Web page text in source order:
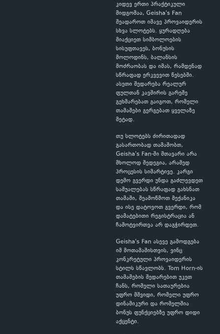
კიდევ ერთი პრაქტიკული
მიდგომაა, Geisha's Fan
შეადაროთ იმავე პროვაიდერის
სხვა სლოტებს. ყურადღება
მიაქციეთ სიმბოლოების
სისუფთავეს, ბონუსის
მოლოდინს, ბალანსის
მოძრაობას და იმას, რამდენად
სწრაფად ერკვევით წესებში.
ასეთი შედარება რეალურ
ფულთან კავშირის გარეშე
გეხმარებათ გაიგოთ, რომელი
თამაშები გერგებათ ყველაზე
მეტად.
თუ სლოტებს ძირითადად
გასართობად თამაშობთ,
Geisha's Fan-ში მთავარი არა
მხოლოდ შედეგია, არამედ
პროცესის სიმარტივე. კარგი
დემო გვერდი უნდა გაძლევდეთ
საშუალებას სწრაფად გახსნათ
თამაში, შეამოწმოთ მექანიკა
და ისე დატოვოთ გვერდი, რომ
დამატებითი რეგისტრაცია ან
ჩამოტვირთვა არ დაგჭირდეთ.
Geisha's Fan ასევე გამოდგება
იმ მოთამაშისთვის, ვინც
კონკრეტული პროვაიდერის
სტილს სწავლობს. Tom Horn-ის
თამაშების შედარებით უკეთ
ჩანს, რომელი სათაურებია
უფრო მშვიდი, რომელი უფრო
დინამიკური და რომელშია
ბონუს ფუნქციებზე უფრო დიდი
აქცენტი.